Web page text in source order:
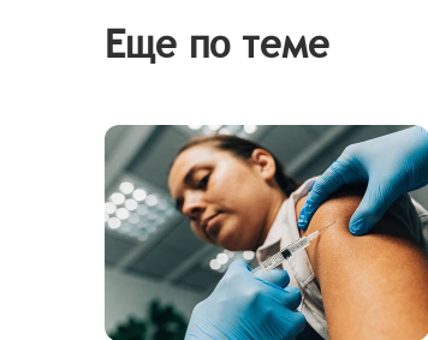
Еще по теме